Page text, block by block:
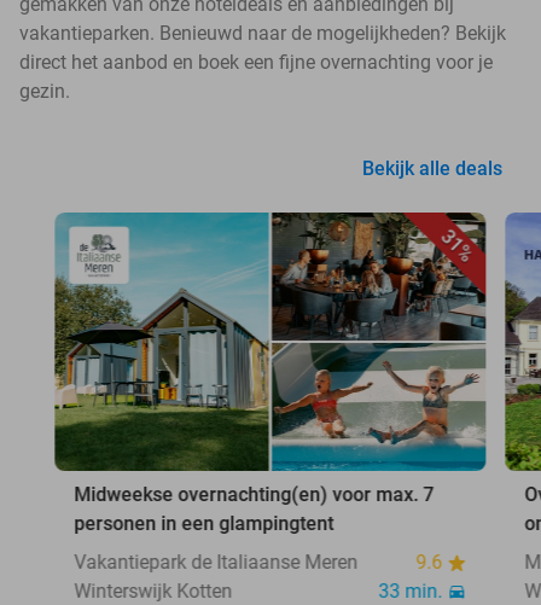
vakantieparken. Benieuwd naar de mogelijkheden? Bekijk
direct het aanbod en boek een fijne overnachting voor je
gezin.
Bekijk alle deals
31%
Midweekse overnachting(en) voor max. 7
personen in een glampingtent
Vakantiepark de Italiaanse Meren
9.6
Winterswijk Kotten
33 min.